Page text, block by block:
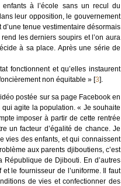
à l’école sans un recul du
leur opposition, le gouvernement
tenue vestimentaire désormais
les derniers soupirs et l’on aura
à sa place. Après une série de
fonctionnent et qu’elles instaurent
non équitable » [3].
postée sur sa page Facebook en
agite la population. « Je souhaite
imposer à partir de cette rentrée
un facteur d’égalité de chance. Je
vies des enfants, et qui connaissent
aux parents djiboutiens, c’est
de Djibouti. En d’autres
le fournisseur de l’uniforme. Il faut
de vies et confectionner des